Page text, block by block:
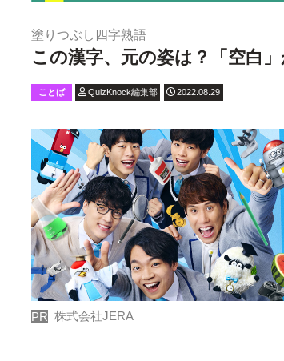
塗りつぶし四字熟語
この漢字、元の姿は？「空白
ことば QuizKnock編集部 2022.08.29
PR 株式会社JERA